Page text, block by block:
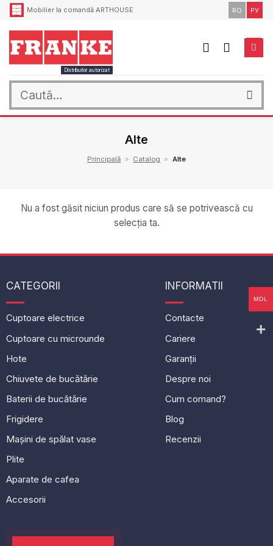
Skip
Mobilier la comandă ARTHOUSE RO РУ
Distribuitor autorizat
după:
Alte
Principală » Catalog » Alte
Nu a fost găsit niciun produs care să se potrivească cu
selecția ta.
CATEGORII
Cuptoare electrice
Cuptoare cu microunde
Hote
Chiuvete de bucătărie
Baterii de bucătărie
Frigidere
Mașini de spălat vase
Plite
Aparate de cafea
Accesorii
INFORMATII
Contacte
Cariere
Garanții
Despre noi
Cum comand?
Blog
Recenzii
MDL